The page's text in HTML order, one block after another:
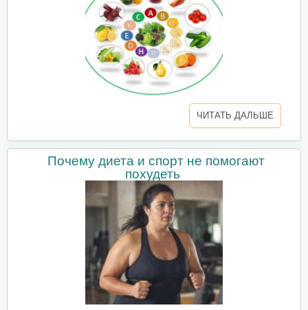
ЧИТАТЬ ДАЛЬШЕ
Почему диета и спорт не помогают
похудеть